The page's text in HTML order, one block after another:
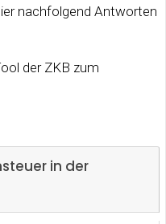
nachfolgend Antworten
der ZKB zum
in der